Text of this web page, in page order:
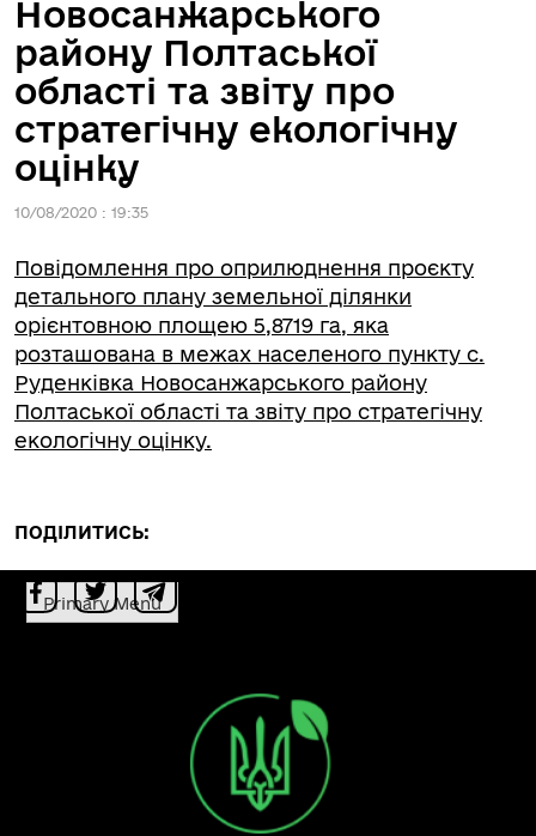
Новосанжарського
району Полтаської
області та звіту про
стратегічну екологічну
оцінку
10/08/2020 : 19:35
Повідомлення про оприлюднення проєкту
детального плану земельної ділянки
орієнтовною площею 5,8719 га, яка
розташована в межах населеного пункту с.
Руденківка Новосанжарського району
Полтаської області та звіту про стратегічну
екологічну оцінку.
ПОДІЛИТИСЬ:
Primary Menu